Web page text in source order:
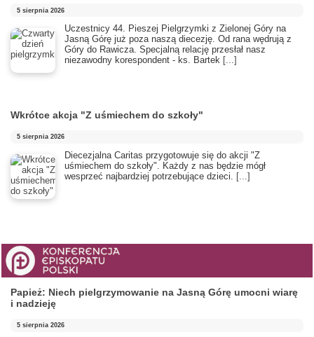
5 sierpnia 2026
Uczestnicy 44. Pieszej Pielgrzymki z Zielonej Góry na
Jasną Górę już poza naszą diecezję. Od rana wędrują z
Góry do Rawicza. Specjalną relację przesłał nasz
niezawodny korespondent - ks. Bartek [...]
Wkrótce akcja "Z uśmiechem do szkoły"
5 sierpnia 2026
Diecezjalna Caritas przygotowuje się do akcji "Z
uśmiechem do szkoły". Każdy z nas będzie mógł
wesprzeć najbardziej potrzebujące dzieci.
[...]
Papież: Niech pielgrzymowanie na Jasną Górę umocni wiarę
i nadzieję
5 sierpnia 2026